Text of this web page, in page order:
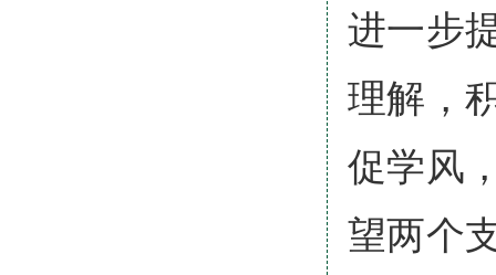
进一步
理解，
促学风
望两个